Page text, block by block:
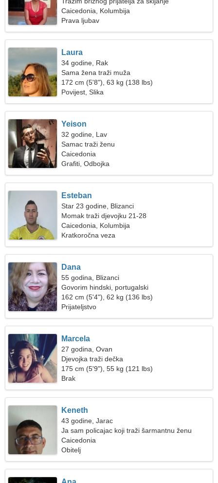
Caicedonia, Kolumbija
Prava ljubav
Laura
34 godine, Rak
Sama žena traži muža
172 cm (5'8"), 63 kg (138 lbs)
Povijest, Slika
Yeison
32 godine, Lav
Samac traži ženu
Caicedonia
Grafiti, Odbojka
Esteban
Star 23 godine, Blizanci
Momak traži djevojku 21-28
Caicedonia, Kolumbija
Kratkoročna veza
Dana
55 godina, Blizanci
Govorim hindski, portugalski
162 cm (5'4"), 62 kg (136 lbs)
Prijateljstvo
Marcela
27 godina, Ovan
Djevojka traži dečka
175 cm (5'9"), 55 kg (121 lbs)
Brak
Keneth
43 godine, Jarac
Ja sam policajac koji traži šarmantnu ženu
Caicedonia
Obitelj